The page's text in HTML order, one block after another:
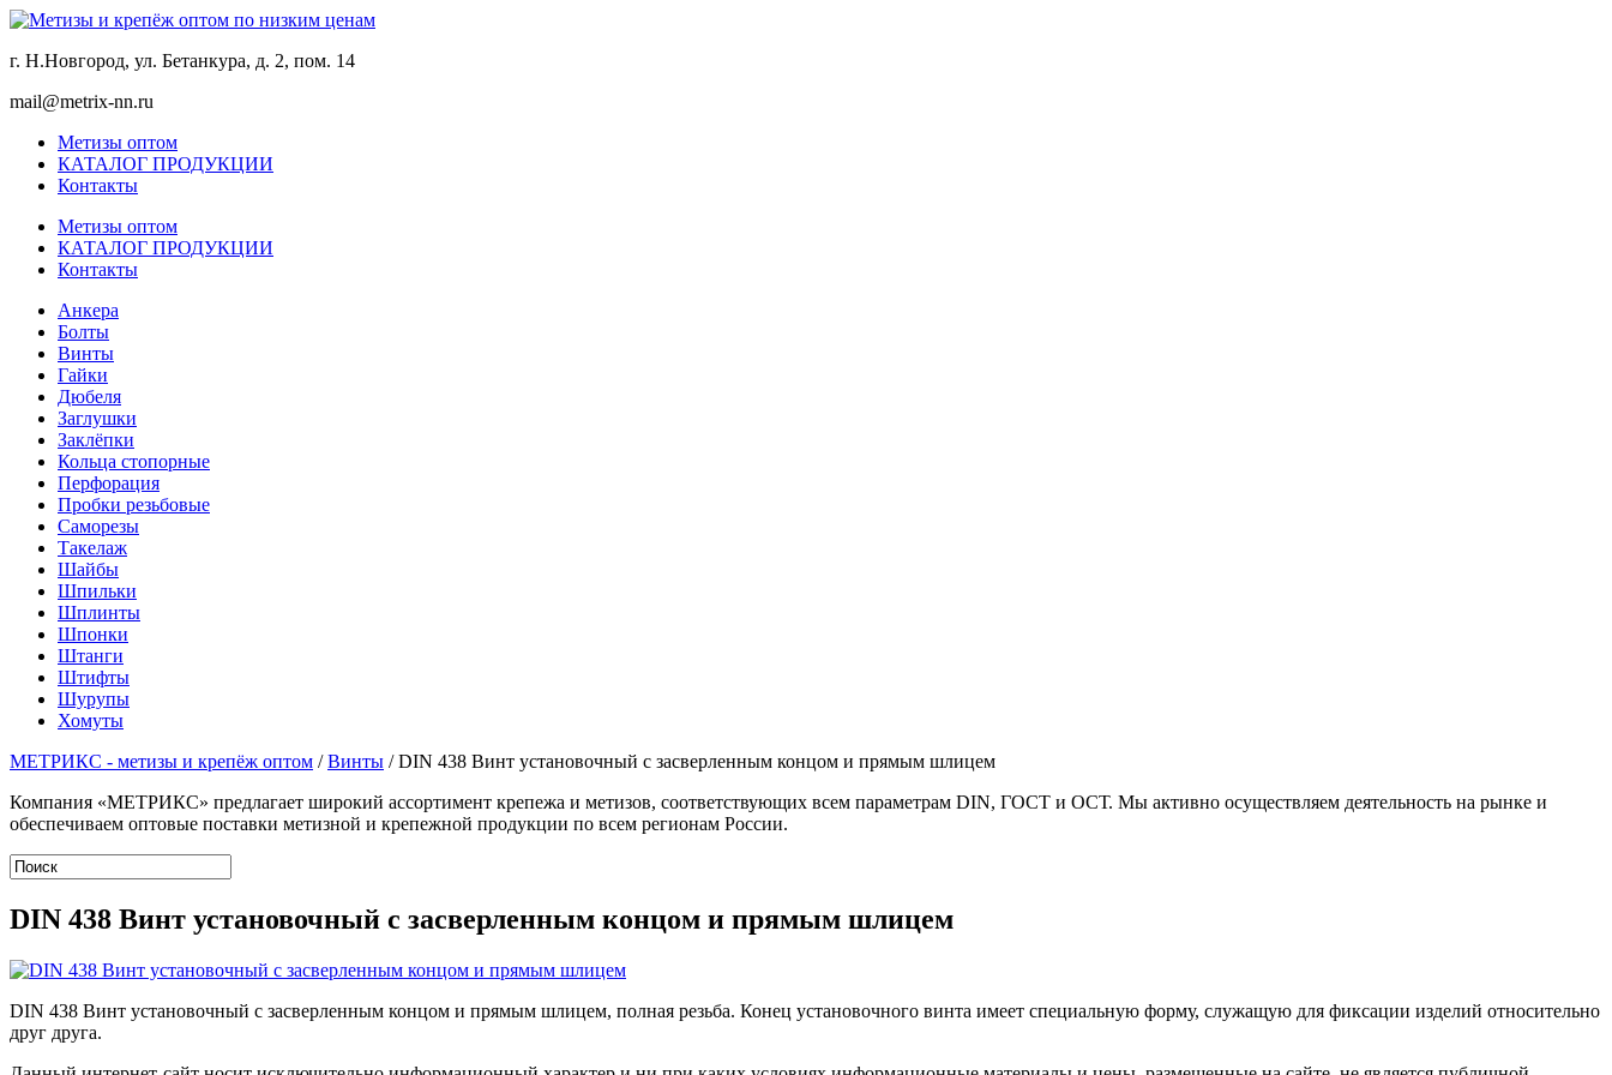
г. Н.Новгород, ул. Бетанкура, д. 2, пом. 14
mail@metrix-nn.ru
Метизы оптом
КАТАЛОГ ПРОДУКЦИИ
Контакты
Метизы оптом
КАТАЛОГ ПРОДУКЦИИ
Контакты
Анкера
Болты
Винты
Гайки
Дюбеля
Заглушки
Заклёпки
Кольца стопорные
Перфорация
Пробки резьбовые
Саморезы
Такелаж
Шайбы
Шпильки
Шплинты
Шпонки
Штанги
Штифты
Шурупы
Хомуты
МЕТРИКС - метизы и крепёж оптом /Винты /DIN 438 Винт установочный с засверленным концом и прямым шлицем
Компания «МЕТРИКС» предлагает широкий ассортимент крепежа и метизов, соответствующих всем параметрам DIN, ГОСТ и ОСТ. Мы активно осуществляем деятельность на рынке и
обеспечиваем оптовые поставки метизной и крепежной продукции по всем регионам России.
DIN 438 Винт установочный с засверленным концом и прямым шлицем
DIN 438 Винт установочный с засверленным концом и прямым шлицем, полная резьба. Конец установочного винта имеет специальную форму, служащую для фиксации изделий относительно
друг друга.